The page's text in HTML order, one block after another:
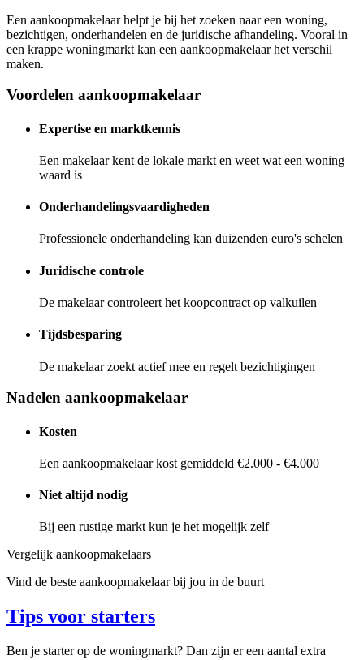
Een aankoopmakelaar helpt je bij het zoeken naar een woning,
bezichtigen, onderhandelen en de juridische afhandeling. Vooral in
een krappe woningmarkt kan een aankoopmakelaar het verschil
maken.
Voordelen aankoopmakelaar
Expertise en marktkennis
Een makelaar kent de lokale markt en weet wat een woning
waard is
Onderhandelingsvaardigheden
Professionele onderhandeling kan duizenden euro's schelen
Juridische controle
De makelaar controleert het koopcontract op valkuilen
Tijdsbesparing
De makelaar zoekt actief mee en regelt bezichtigingen
Nadelen aankoopmakelaar
Kosten
Een aankoopmakelaar kost gemiddeld €2.000 - €4.000
Niet altijd nodig
Bij een rustige markt kun je het mogelijk zelf
Vergelijk aankoopmakelaars
Vind de beste aankoopmakelaar bij jou in de buurt
Tips voor starters
Ben je starter op de woningmarkt? Dan zijn er een aantal extra